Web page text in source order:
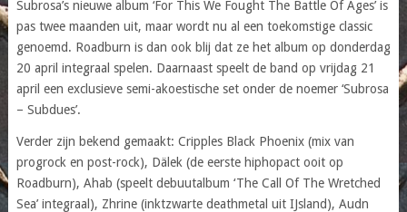
Subrosa’s nieuwe album ‘For This We Fought The Battle Of Ages’ is
pas twee maanden uit, maar wordt nu al een toekomstige classic
genoemd. Roadburn is dan ook blij dat ze het album op donderdag
20 april integraal spelen. Daarnaast speelt de band op vrijdag 21
april een exclusieve semi-akoestische set onder de noemer ‘Subrosa
– Subdues’.
Verder zijn bekend gemaakt: Cripples Black Phoenix (mix van
progrock en post-rock), Dälek (de eerste hiphopact ooit op
Roadburn), Ahab (speelt debuutalbum ‘The Call Of The Wretched
Sea’ integraal), Zhrine (inktzwarte deathmetal uit IJsland), Audn